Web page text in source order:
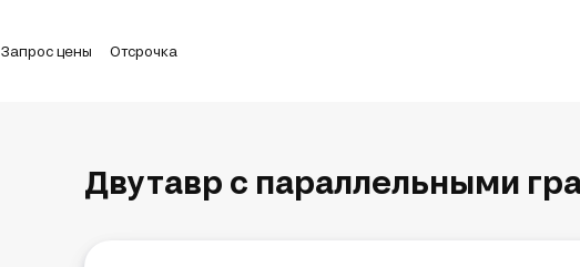
Запрос цены Отсрочка
Двутавр с параллельными